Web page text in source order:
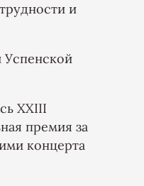
и
ХXIII
премия за
концерта